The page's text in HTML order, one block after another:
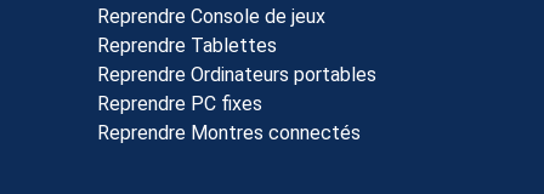
Reprendre Console de jeux
Reprendre Tablettes
Reprendre Ordinateurs portables
Reprendre PC fixes
Reprendre Montres connectés